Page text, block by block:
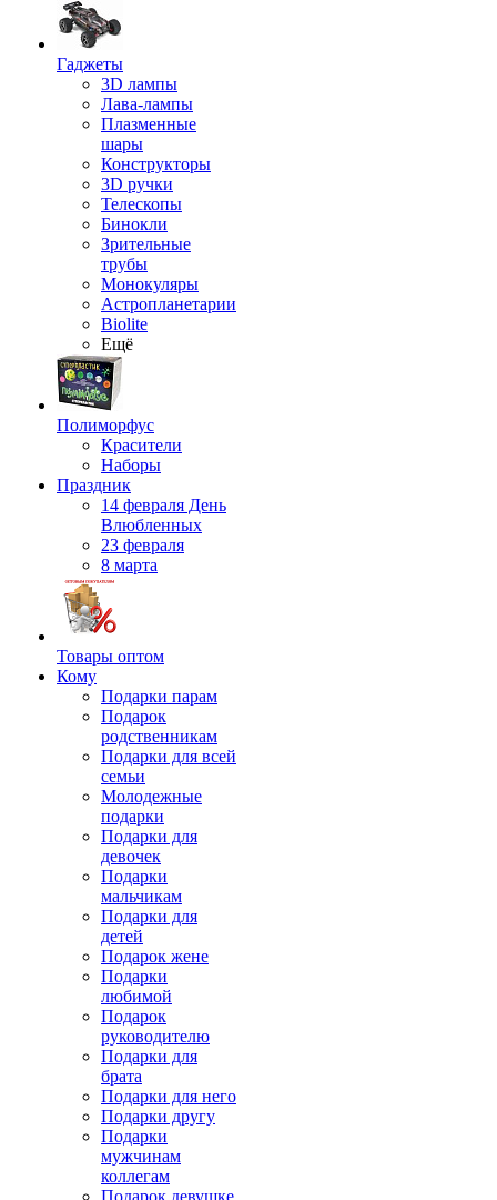
Гаджеты
3D лампы
Лава-лампы
Плазменные
шары
Конструкторы
3D ручки
Телескопы
Бинокли
Зрительные
трубы
Монокуляры
Астропланетарии
Biolite
Ещё
Полиморфус
Красители
Наборы
Праздник
14 февраля День
Влюбленных
23 февраля
8 марта
Товары оптом
Кому
Подарки парам
Подарок
родственникам
Подарки для всей
семьи
Молодежные
подарки
Подарки для
девочек
Подарки
мальчикам
Подарки для
детей
Подарок жене
Подарки
любимой
Подарок
руководителю
Подарки для
брата
Подарки для него
Подарки другу
Подарки
мужчинам
коллегам
Подарок девушке